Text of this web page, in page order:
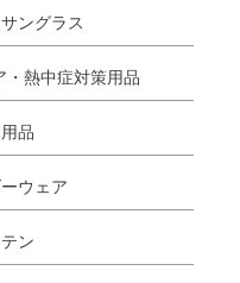
ングラス
・熱中症対策用品
品
ウェア
ン